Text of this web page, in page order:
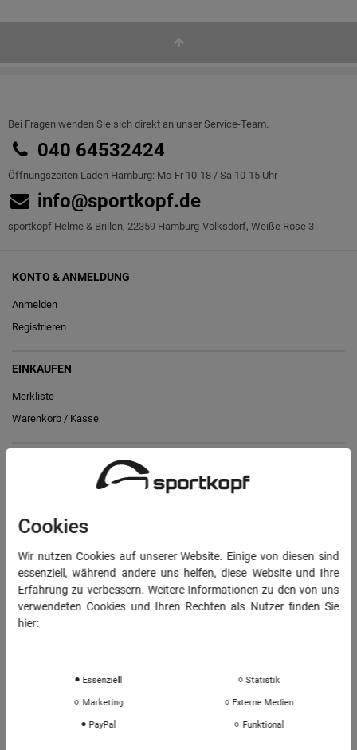
Bei Fragen wenden Sie sich direkt an unser Service-Team.
040 64532424
Öffnungszeiten Laden Hamburg: Mo-Fr 10-18 / Sa 10-15 Uhr
info@sportkopf.de
sportkopf Helme & Brillen, 22359 Hamburg-Volksdorf, Weiße Rose 3
KONTO & ANMELDUNG
Anmelden
Registrieren
EINKAUFEN
Merkliste
Warenkorb / Kasse
Vertrag widerrufen
Daten­schutz­erklärung
AGB
Impressum
Sportkopf Hamburg
Rücksendungen FAQ
Cookies
Wir nutzen Cookies auf unserer Website. Einige von diesen sind
essenziell, während andere uns helfen, diese Website und Ihre
Erfahrung zu verbessern. Weitere Informationen zu den von uns
verwendeten Cookies und Ihren Rechten als Nutzer finden Sie
hier:
Essenziell Statistik
Marketing Externe Medien
PayPal Funktional